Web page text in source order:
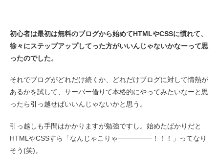
初心者は最初は無料のブログから始めてHTMLやCSSに慣れて、
徐々にステップアップしてった方がいいんじゃないかなーって思
ったのでした。
それでブログがどれだけ続くか、どれだけブログに対して情熱が
あるかを試して、サーバー借りて本格的にやってみたいなーと思
ったら引っ越せばいいんじゃないかと思う。
引っ越しも手間はかかりますが勉強ですし。始めたばかりだと
HTMLやCSSすら「なんじゃこりゃ―――――！！！」ってなり
そう(笑)。